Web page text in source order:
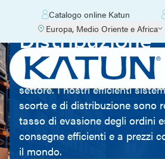
Catalogo online Katun
Europa, Medio Oriente e Africa
Distribuzione
L'obiettivo della distribuzione
Katun è fornire ai clienti il
settore. I nostri efficienti
scorte e di distribuzione sono
tasso di evasione degli ordini
consegne efficienti e a prezzi
il mondo.